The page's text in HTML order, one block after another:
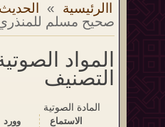
االرئيسية » الحديث
صحيح مسلم
المواد
التصنيف
المادة الصوتية
الاستماع‬
وورد